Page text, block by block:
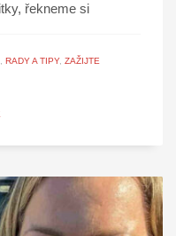
řekneme si
, RADY A TIPY, ZAŽIJTE